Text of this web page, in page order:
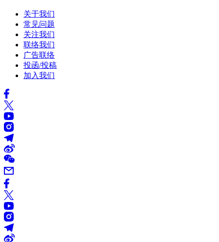
关于我们
常见问题
关注我们
联络我们
广告联络
投函/投稿
加入我们